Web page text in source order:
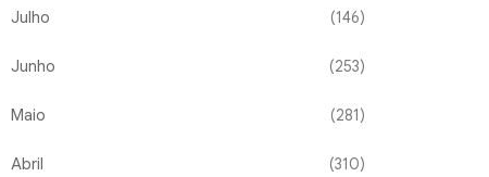
Julho (146)
Junho (253)
Maio (281)
Abril (310)